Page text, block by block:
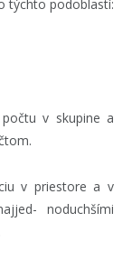
týchto podoblastí:
v skupine a
v priestore a v
noduchšími